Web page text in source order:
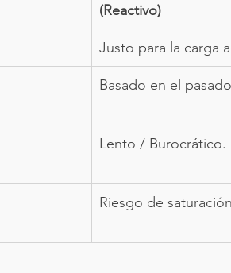
(Reactivo)
Justo para la carga
Basado en el
Lento / Burocrático.
Riesgo de